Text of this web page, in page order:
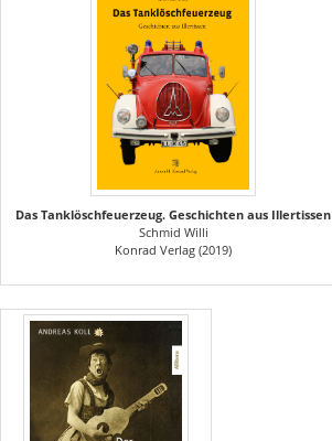
Das Tanklöschfeuerzeug. Geschichten aus Illertissen
Schmid Willi
Konrad Verlag (2019)